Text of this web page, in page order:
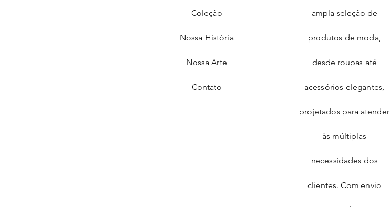
Coleção
Nossa História
Nossa Arte
Contato
ampla seleção de
produtos de moda,
desde roupas até
acessórios elegantes,
projetados para atender
às múltiplas
necessidades dos
clientes. Com envio